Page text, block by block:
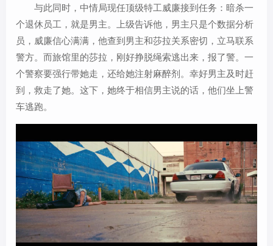
与此同时，中情局现任顶级特工威廉接到任务：暗杀一
个退休员工，就是男主。上级告诉他，男主只是个数据分析
员，威廉信心满满，他查到男主和莎拉关系密切，立马联系
警方。而旅馆里的莎拉，刚好挣脱绳索逃出来，报了警。一
个警察要强行带她走，还给她注射麻醉剂。幸好男主及时赶
到，救走了她。这下，她终于相信男主说的话，他们坐上警
车逃跑。